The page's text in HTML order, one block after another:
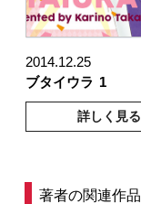
2014.12.25
ブタイウラ 1
詳しく見る
著者の関連作品